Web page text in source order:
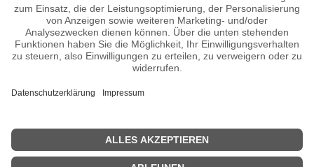
Lonny Kellner - Du, du, du
Peter Alexander - Es war in Napoli
Friedel Hensch & Die Cyprys - Das alte Försterhaus
Ernie Bieler & Rudi Hofstetter - Zwei Himmelblaue Augen
Vico Torriani - Bon Soir, Bon Soir
<< Charts 1955>>